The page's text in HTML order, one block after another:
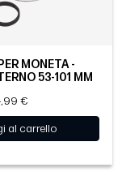
MONETA -
53-101 MM
€
al carrello